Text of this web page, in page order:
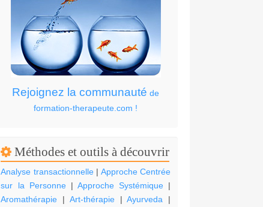
Rejoignez la communauté de
formation-therapeute.com !
Méthodes et outils à découvrir
Analyse transactionnelle| Approche Centrée
sur la Personne| Approche Systémique|
Aromathérapie | Art-thérapie|Ayurveda |